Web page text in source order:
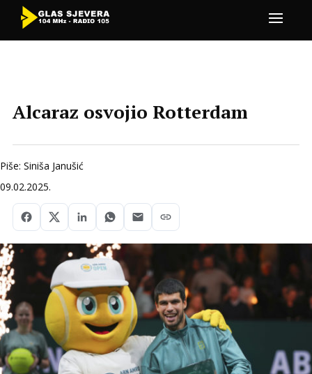
Alcaraz osvojio Rotterdam
Piše: Siniša Janušić
09.02.2025.